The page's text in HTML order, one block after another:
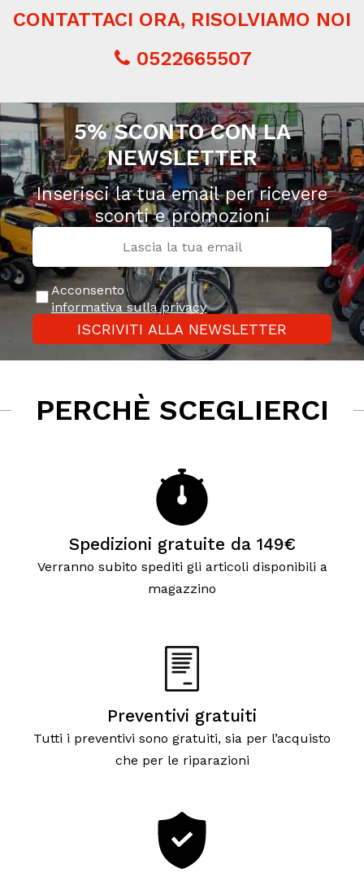
CONTATTACI ORA, RISOLVIAMO NOI
0522665507
5% SCONTO CON LA
NEWSLETTER
Inserisci la tua email per ricevere
sconti e promozioni
Acconsento
informativa sulla privacy
ISCRIVITI ALLA NEWSLETTER
PERCHÈ SCEGLIERCI
Spedizioni gratuite da 149€
Verranno subito spediti gli articoli disponibili a
magazzino
Preventivi gratuiti
Tutti i preventivi sono gratuiti, sia per l’acquisto
che per le riparazioni